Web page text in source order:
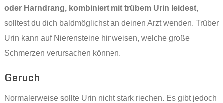
oder Harndrang, kombiniert mit trübem Urin leidest,
solltest du dich baldmöglichst an deinen Arzt wenden. Trüber
Urin kann auf Nierensteine hinweisen, welche große
Schmerzen verursachen können.
Geruch
Normalerweise sollte Urin nicht stark riechen. Es gibt jedoch